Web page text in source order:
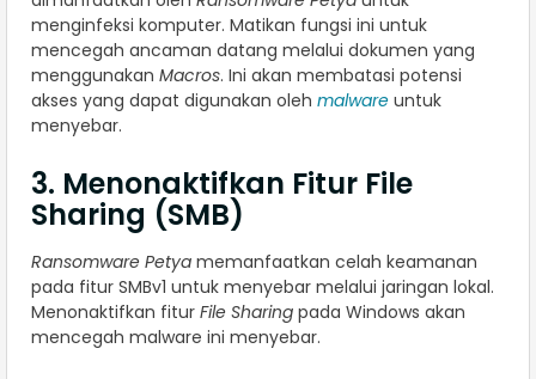
menginfeksi komputer. Matikan fungsi ini untuk
mencegah ancaman datang melalui dokumen yang
menggunakan Macros. Ini akan membatasi potensi
akses yang dapat digunakan oleh malware untuk
menyebar.
3. Menonaktifkan Fitur File
Sharing (SMB)
Ransomware Petya memanfaatkan celah keamanan
pada fitur SMBv1 untuk menyebar melalui jaringan lokal.
Menonaktifkan fitur File Sharing pada Windows akan
mencegah malware ini menyebar.